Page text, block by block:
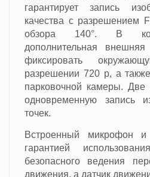
гарантирует запись
качества с разрешением
обзора 140°. В
дополнительная
фиксировать
разрешении 720 p, а
парковочной камеры. Две
одновременную запись
точек.
Встроенный микрофон
гарантией
безопасного ведения
движения, а датчик